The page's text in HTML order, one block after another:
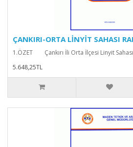
ÇANKIRI-ORTA LİNYİT SAHASI
1.ÖZET Çankırı İli Orta İlçesi Linyit
5.648,25TL